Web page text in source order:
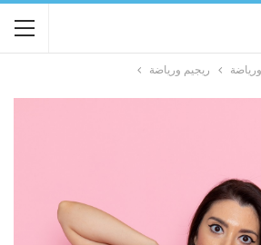
ريجيم ورياضة